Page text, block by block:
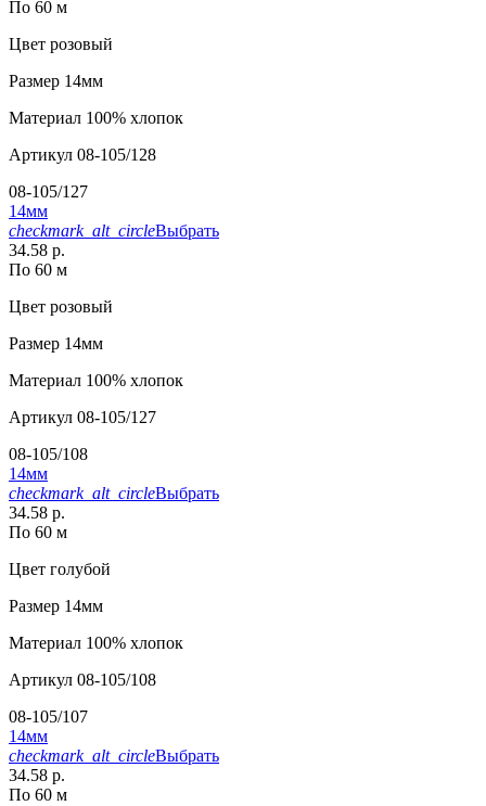
По 60 м
Цвет розовый
Размер 14мм
Материал 100% хлопок
Артикул 08-105/128
08-105/127
14мм
checkmark_alt_circleВыбрать
34.58 р.
По 60 м
Цвет розовый
Размер 14мм
Материал 100% хлопок
Артикул 08-105/127
08-105/108
14мм
checkmark_alt_circleВыбрать
34.58 р.
По 60 м
Цвет голубой
Размер 14мм
Материал 100% хлопок
Артикул 08-105/108
08-105/107
14мм
checkmark_alt_circleВыбрать
34.58 р.
По 60 м